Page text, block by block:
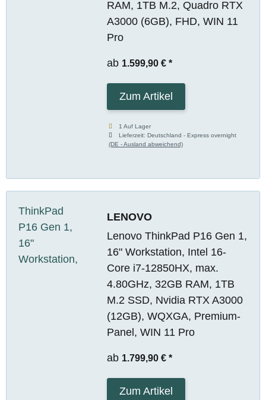
RAM, 1TB M.2, Quadro RTX
A3000 (6GB), FHD, WIN 11
Pro
ab 1.599,90 € *
Zum Artikel
1 Auf Lager
Lieferzeit:Deutschland - Express overnight
(DE - Ausland abweichend)
LENOVO
Lenovo ThinkPad P16 Gen 1,
16" Workstation, Intel 16-
Core i7-12850HX, max.
4.80GHz, 32GB RAM, 1TB
M.2 SSD, Nvidia RTX A3000
(12GB), WQXGA, Premium-
Panel, WIN 11 Pro
ab 1.799,90 € *
Zum Artikel